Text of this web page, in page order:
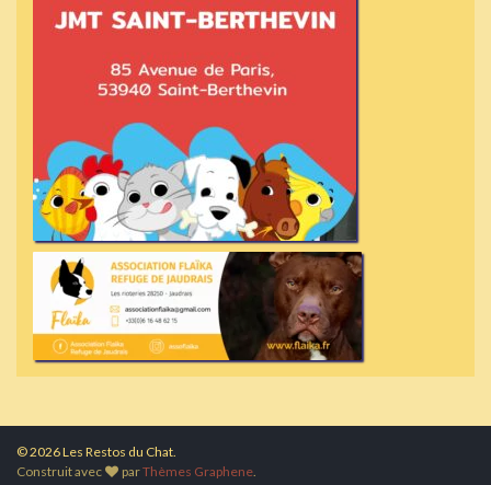
© 2026 Les Restos du Chat.
Construit avec
parThèmes Graphene